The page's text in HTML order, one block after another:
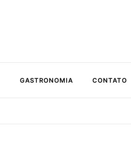
GASTRONOMIA CONTATO